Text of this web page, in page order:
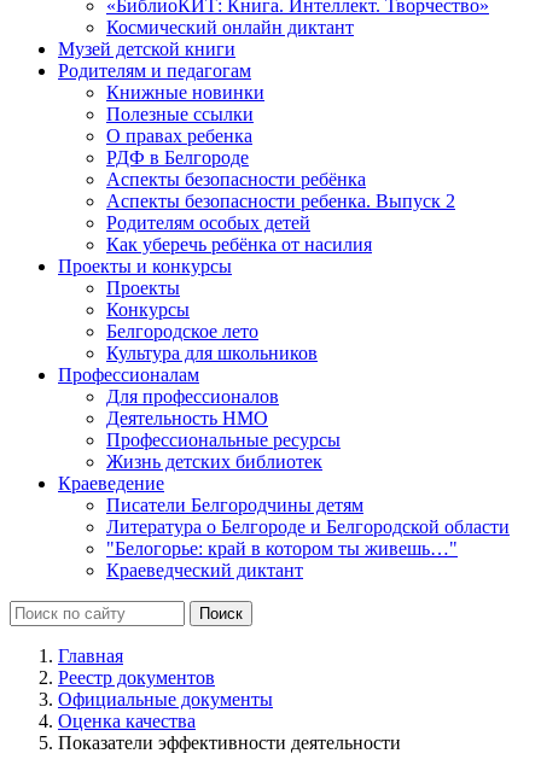
«БиблиоКИТ: Книга. Интеллект. Творчество»
Космический онлайн диктант
Музей детской книги
Родителям и педагогам
Книжные новинки
Полезные ссылки
О правах ребенка
РДФ в Белгороде
Аспекты безопасности ребёнка
Аспекты безопасности ребенка. Выпуск 2
Родителям особых детей
Как уберечь ребёнка от насилия
Проекты и конкурсы
Проекты
Конкурсы
Белгородское лето
Культура для школьников
Профессионалам
Для профессионалов
Деятельность НМО
Профессиональные ресурсы
Жизнь детских библиотек
Краеведение
Писатели Белгородчины детям
Литература о Белгороде и Белгородской области
"Белогорье: край в котором ты живешь…"
Краеведческий диктант
Главная
Реестр документов
Официальные документы
Оценка качества
Показатели эффективности деятельности